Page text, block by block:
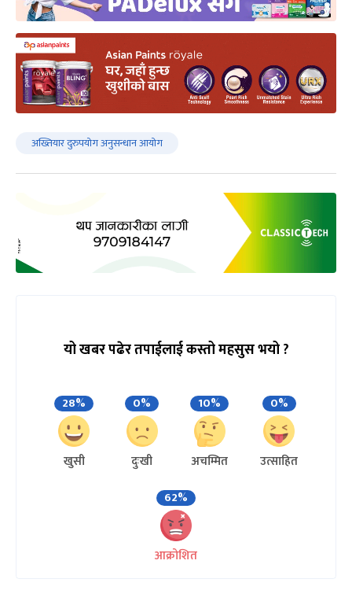
अख्तियार दुरुपयोग अनुसन्धान आयोग
यो खबर पढेर तपाईलाई कस्तो महसुस भयो ?
28%
खुसी
0%
दुःखी
10%
अचम्मित
0%
उत्साहित
62%
आक्रोशित